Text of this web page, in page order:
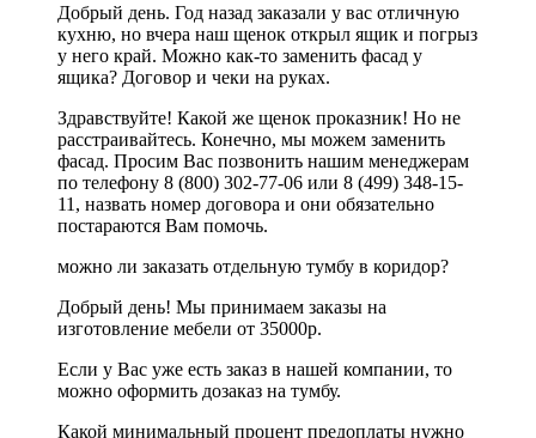
Добрый день. Год назад заказали у вас отличную
кухню, но вчера наш щенок открыл ящик и погрыз
у него край. Можно как-то заменить фасад у
ящика? Договор и чеки на руках.
Здравствуйте! Какой же щенок проказник! Но не
расстраивайтесь. Конечно, мы можем заменить
фасад. Просим Вас позвонить нашим менеджерам
по телефону 8 (800) 302-77-06 или 8 (499) 348-15-
11, назвать номер договора и они обязательно
постараются Вам помочь.
можно ли заказать отдельную тумбу в коридор?
Добрый день! Мы принимаем заказы на
изготовление мебели от 35000р.
Если у Вас уже есть заказ в нашей компании, то
можно оформить дозаказ на тумбу.
Какой минимальный процент предоплаты нужно